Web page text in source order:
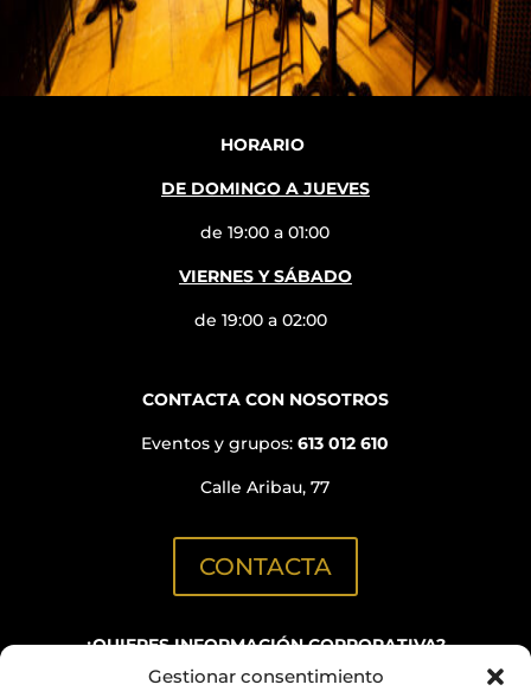
Gestionar consentimiento
HORARIO
DE DOMINGO A JUEVES
de 19:00 a 01:00
VIERNES Y SÁBADO
de 19:00 a 02:00
CONTACTA CON NOSOTROS
Eventos y grupos: 613 012 610
Calle Aribau, 77
CONTACTA
¿QUIERES INFORMACIÓN CORPORATIVA?